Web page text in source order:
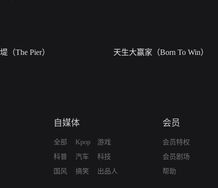
堤（The Pier） 天生大赢家（Born To Win）
自媒体
全部
科普
国风
Kpop
汽车
搞笑
游戏
科技
出品人
会员
会员特权
会员剧场
帮助